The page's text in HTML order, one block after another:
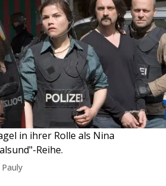
in ihrer Rolle als Nina
Reihe.